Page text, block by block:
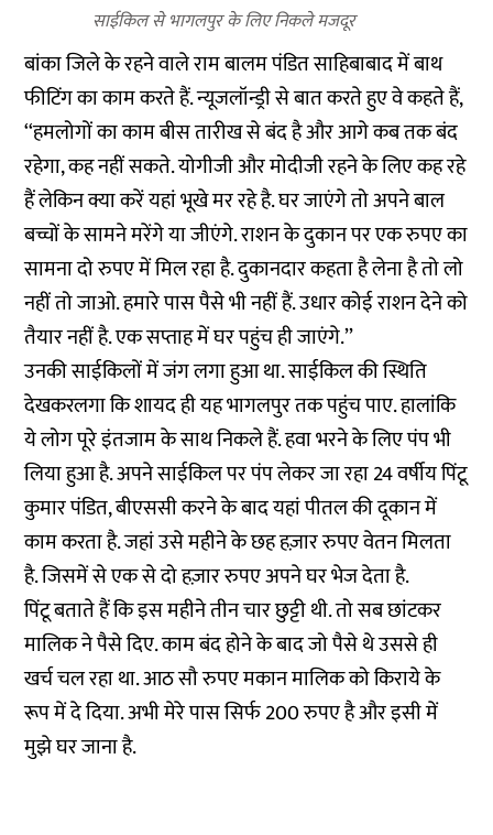
साईकिल से भागलपुर के लिए निकले मजदूर
बांका जिले के रहने वाले राम बालम पंडित साहिबाबाद में बाथ
फीटिंग का काम करते हैं. न्यूजलॉन्ड्री से बात करते हुए वे कहते हैं,
‘‘हमलोगों का काम बीस तारीख से बंद है और आगे कब तक बंद
रहेगा, कह नहीं सकते. योगीजी और मोदीजी रहने के लिए कह रहे
हैं लेकिन क्या करें यहां भूखे मर रहे है. घर जाएंगे तो अपने बाल
बच्चों के सामने मरेंगे या जीएंगे. राशन के दुकान पर एक रुपए का
सामना दो रुपए में मिल रहा है. दुकानदार कहता है लेना है तो लो
नहीं तो जाओ. हमारे पास पैसे भी नहीं हैं. उधार कोई राशन देने को
तैयार नहीं है. एक सप्ताह में घर पहुंच ही जाएंगे.’’
उनकी साईकिलों में जंग लगा हुआ था. साईकिल की स्थिति
देखकरलगा कि शायद ही यह भागलपुर तक पहुंच पाए. हालांकि
ये लोग पूरे इंतजाम के साथ निकले हैं. हवा भरने के लिए पंप भी
लिया हुआ है. अपने साईकिल पर पंप लेकर जा रहा 24 वर्षीय पिंटू
कुमार पंडित, बीएससी करने के बाद यहां पीतल की दूकान में
काम करता है. जहां उसे महीने के छह हज़ार रुपए वेतन मिलता
है. जिसमें से एक से दो हज़ार रुपए अपने घर भेज देता है.
पिंटू बताते हैं कि इस महीने तीन चार छुट्टी थी. तो सब छांटकर
मालिक ने पैसे दिए. काम बंद होने के बाद जो पैसे थे उससे ही
खर्च चल रहा था. आठ सौ रुपए मकान मालिक को किराये के
रूप में दे दिया. अभी मेरे पास सिर्फ 200 रुपए है और इसी में
मुझे घर जाना है.